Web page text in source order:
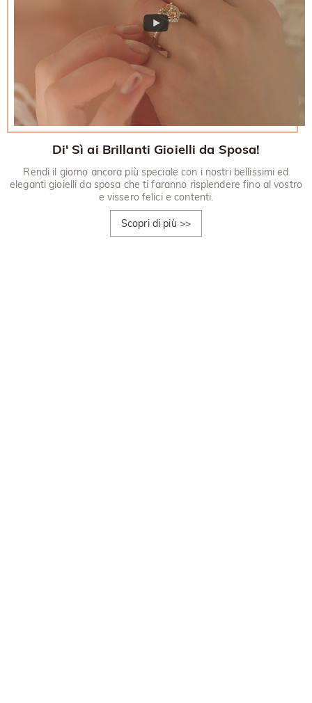
Di' Sì ai Brillanti Gioielli da Sposa!
Rendi il giorno ancora più speciale con i nostri bellissimi ed
eleganti gioielli da sposa che ti faranno risplendere fino al vostro
e vissero felici e contenti.
Scopri di più >>